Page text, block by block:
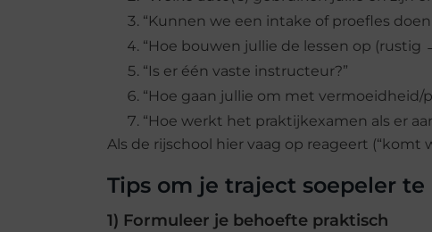
“Kunnen we een intake of proefles
“Hoe bouwen jullie de lessen op (rustig
“Is er één vaste instructeur?”
“Hoe gaan jullie om met vermoeidheid/
“Hoe werkt het praktijkexamen als er
Als de rijschool hier vaag op reageert (“komt
Tips om je traject soepeler te
1) Formuleer je behoefte praktisch